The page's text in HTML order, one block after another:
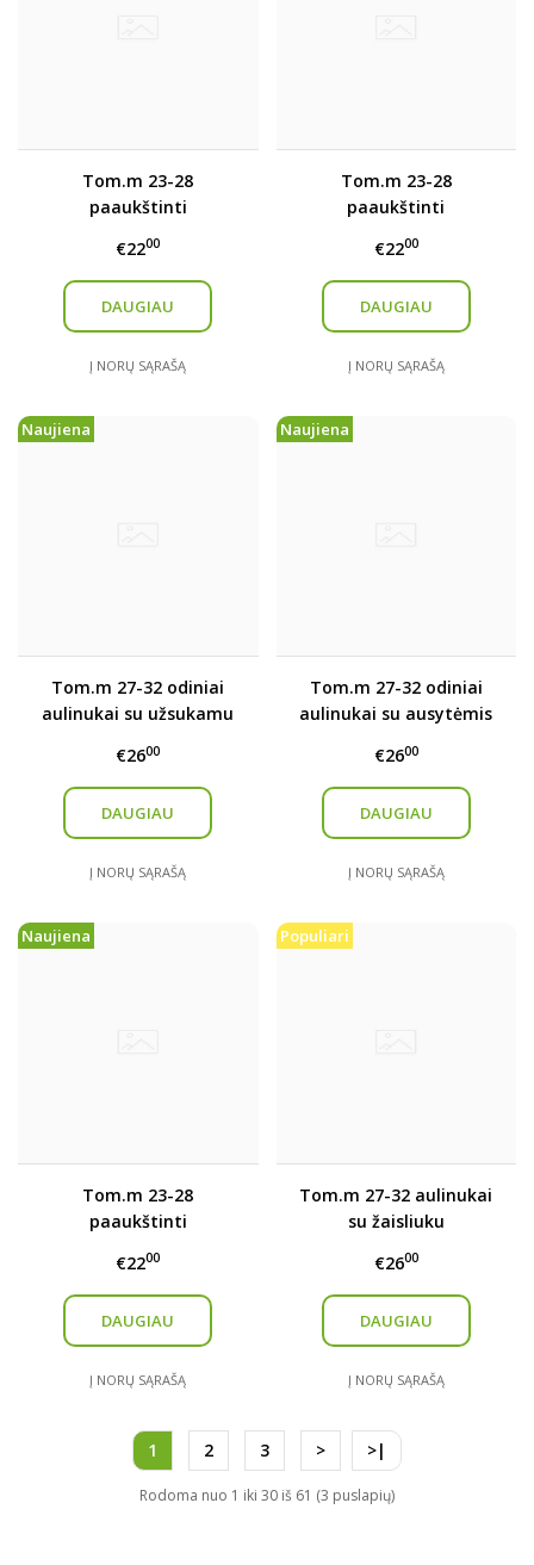
Tom.m 23-28
paaukštinti
€2200
DAUGIAU
Į NORŲ SĄRAŠĄ
Tom.m 23-28
paaukštinti
€2200
DAUGIAU
Į NORŲ SĄRAŠĄ
Naujiena
Tom.m 27-32 odiniai
aulinukai su užsukamu
€2600
DAUGIAU
Į NORŲ SĄRAŠĄ
Naujiena
Tom.m 27-32 odiniai
aulinukai su ausytėmis
€2600
DAUGIAU
Į NORŲ SĄRAŠĄ
Naujiena
Tom.m 23-28
paaukštinti
€2200
DAUGIAU
Į NORŲ SĄRAŠĄ
Populiari
Tom.m 27-32 aulinukai
su žaisliuku
€2600
DAUGIAU
Į NORŲ SĄRAŠĄ
1 2 3 > >|
Rodoma nuo 1 iki 30 iš 61 (3 puslapių)